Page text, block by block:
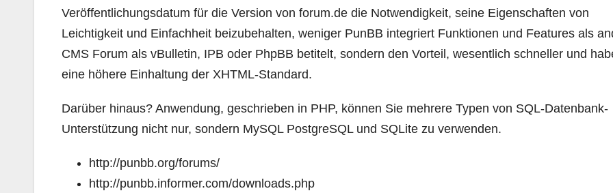
Veröffentlichungsdatum für die Version von forum.de die Notwendigkeit, seine Eigenschaften von
Leichtigkeit und Einfachheit beizubehalten, weniger PunBB integriert Funktionen und Features als
CMS Forum als vBulletin, IPB oder PhpBB betitelt, sondern den Vorteil, wesentlich schneller und
eine höhere Einhaltung der XHTML-Standard.
Darüber hinaus? Anwendung, geschrieben in PHP, können Sie mehrere Typen von SQL-Datenbank-
Unterstützung nicht nur, sondern MySQL PostgreSQL und SQLite zu verwenden.
http://punbb.org/forums/
http://punbb.informer.com/downloads.php